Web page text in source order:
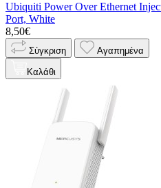
Ubiquiti Power Over Ethernet
Port, White
8,50€
Σύγκριση Αγαπημένα
Καλάθι